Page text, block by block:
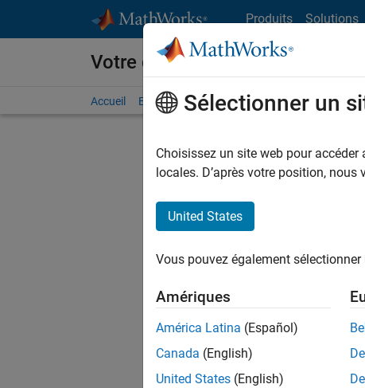
Produits Solutions
Votre carrière chez MathWorks
Accueil Explorer nos opportunités Adresses de nos
FILTRER
Les
Sélectionner un
Choisissez un site web pour
locales. D’après votre position,
United States
Vous pouvez également
Amériques
América Latina (Español)
Canada (English)
United States (English)